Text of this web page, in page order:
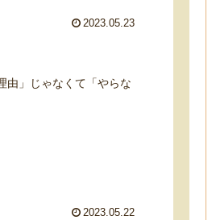
2023.05.23
由」じゃなくて「やらな
2023.05.22